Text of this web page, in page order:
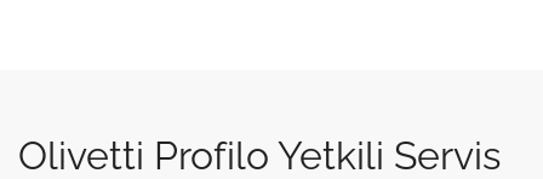
Olivetti Profilo Yetkili Servis